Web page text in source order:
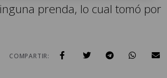
prenda, lo cual tomó por
COMPARTIR: